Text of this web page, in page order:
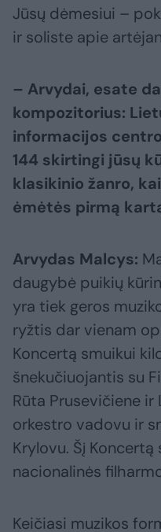
Jūsų dėmesiui –
ir soliste apie
– Arvydai, esate
kompozitorius:
informacijos
144 skirtingi jūsų
klasikinio žanro,
ėmėtės pirmą
Arvydas Malcys:
daugybė puikių
yra tiek geros
ryžtis dar vienam
Koncertą smuikui
šnekučiuojantis su
Rūta Prusevičiene
orkestro vadovu ir
Krylovu. Šį
nacionalinės
Keičiasi muzikos